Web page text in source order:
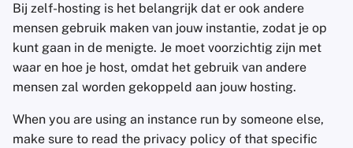
e
n
Bij zelf-hosting is het belangrijk dat er ook andere
mensen gebruik maken van jouw instantie, zodat je op
kunt gaan in de menigte. Je moet voorzichtig zijn met
waar en hoe je host, omdat het gebruik van andere
mensen zal worden gekoppeld aan jouw hosting.
When you are using an instance run by someone else,
make sure to read the privacy policy of that specific